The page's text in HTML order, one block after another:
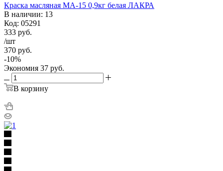
Краска масляная МА-15 0,9кг белая ЛАКРА
В наличии: 13
Код: 05291
333 руб.
/шт
370 руб.
-10%
Экономия 37 руб.
В корзину